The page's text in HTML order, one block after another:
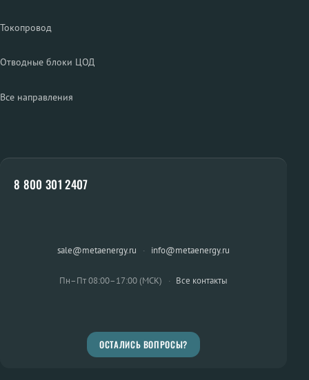
Токопровод
Отводные блоки ЦОД
Все направления
8 800 301 2407
sale@metaenergy.ru · info@metaenergy.ru
Пн–Пт 08:00–17:00 (МСК) · Все контакты
ОСТАЛИСЬ ВОПРОСЫ?